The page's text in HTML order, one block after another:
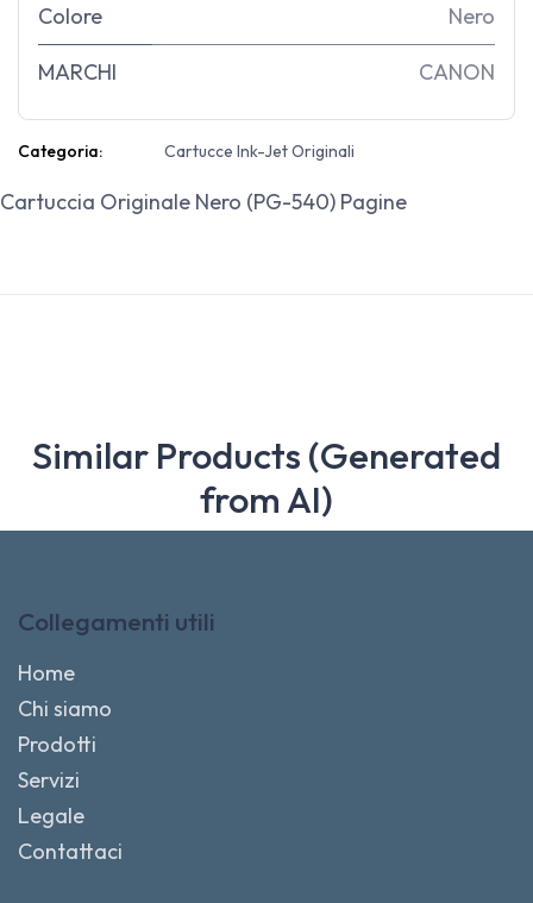
Colore Nero
MARCHI CANON
Categoria: Cartucce Ink-Jet Originali
Cartuccia Originale Nero (PG-540) Pagine
Similar Products (Generated
from AI)
Collegamenti utili
Home
Chi siamo
Prodotti
Servizi
Legale
Contattaci